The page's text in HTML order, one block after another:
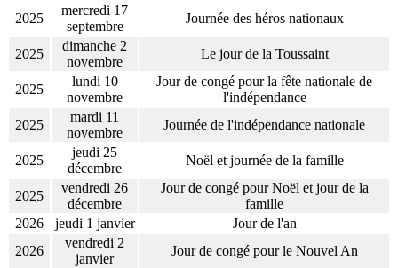
2025
mercredi 17
septembre
Journée des héros nationaux
2025
dimanche 2
novembre
Le jour de la Toussaint
2025
lundi 10
novembre
Jour de congé pour la fête nationale de
l'indépendance
2025
mardi 11
novembre
Journée de l'indépendance nationale
2025
jeudi 25
décembre
Noël et journée de la famille
2025
vendredi 26
décembre
Jour de congé pour Noël et jour de la
famille
2026
jeudi 1 janvier
Jour de l'an
2026
vendredi 2
janvier
Jour de congé pour le Nouvel An